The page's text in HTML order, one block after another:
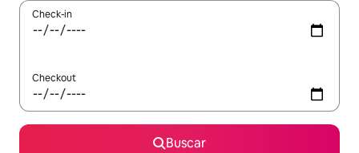
Check-in
Checkout
Buscar